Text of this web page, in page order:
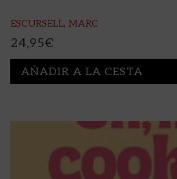
ESCURSELL, MARC
24,95€
AÑADIR A LA CESTA